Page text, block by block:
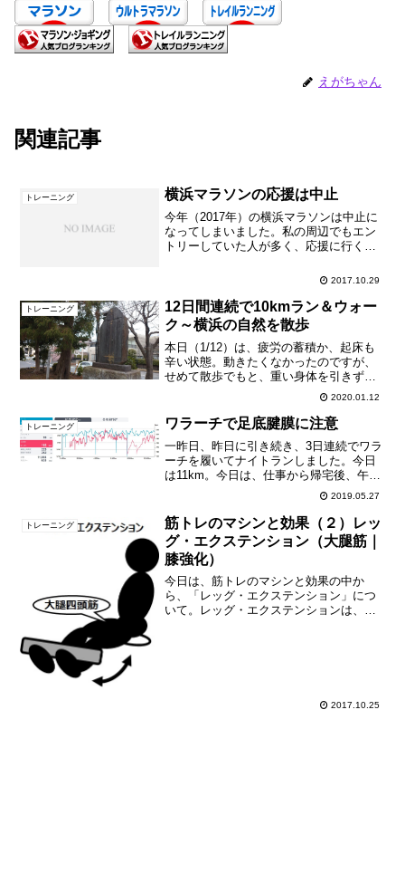
えがちゃん
関連記事
トレーニング 横浜マラソンの応援は中止
今年（2017年）の横浜マラソンは中止に
なってしまいました。私の周辺でもエン
トリーしていた人が多く、応援に行くの
てませんね。以前、「マラソン大会の中
今回もいろいろ心配し...
2017.10.29
トレーニング
12日間連続で10kmラン＆ウォー
ク～横浜の自然を散歩
本日（1/12）は、疲労の蓄積か、起床も
辛い状態。動きたくなかったのですが、
せめて散歩でもと、重い身体を引きずっ
て出掛けました。これで何とか、12日間
連続、「毎日10km以上を歩く又は走る」
を達成です。本日はウォーキングのみ。
横浜の自然を求...
2020.01.12
トレーニング ワラーチで足底腱膜に注意
一昨日、昨日に引き続き、3日連続でワラ
ーチを履いてナイトランしました。今日
は11km。今日は、仕事から帰宅後、午後
8時くらいから走り出しました。気温は25
～26℃くらいで、一昨日、昨日に比べて
も高め。ただ、風があったので、体感温
度はそれほど...
2019.05.27
トレーニング
筋トレのマシンと効果（２）レッ
グ・エクステンション（大腿筋｜
膝強化）
今日は、筋トレのマシンと効果の中か
ら、「レッグ・エクステンション」につ
いて。レッグ・エクステンションは、座
2017.10.25